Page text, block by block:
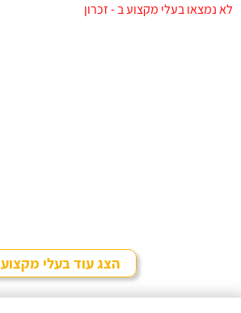
לא נמצאו בעלי מקצוע ב - זכרון
הצג עוד בעלי מקצוע